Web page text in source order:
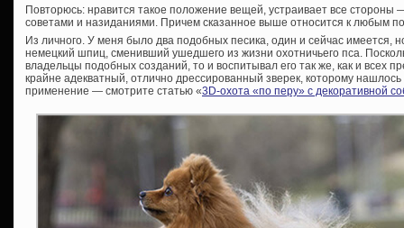
Повторюсь: нравится такое положение вещей, устраивает все стороны
советами и назиданиями. Причем сказанное выше относится к любым
Из личного. У меня было два подобных песика, один и сейчас
немецкий шпиц, сменивший ушедшего из жизни охотничьего пса.
владельцы подобных созданий, то и воспитывал его так же, как и всех
крайне адекватный, отлично дрессированный зверек, которому
применение — смотрите статью «3D-охота «по перу» с декоративной